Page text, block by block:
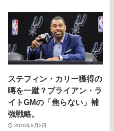
ステフィン・カリー獲得の
噂を一蹴？ブライアン・ラ
イトGMの「焦らない」補
強戦略。
2026年8月2日